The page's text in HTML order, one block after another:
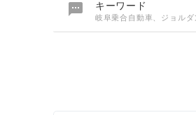
 キーワード
岐阜乗合自動車、ジョル